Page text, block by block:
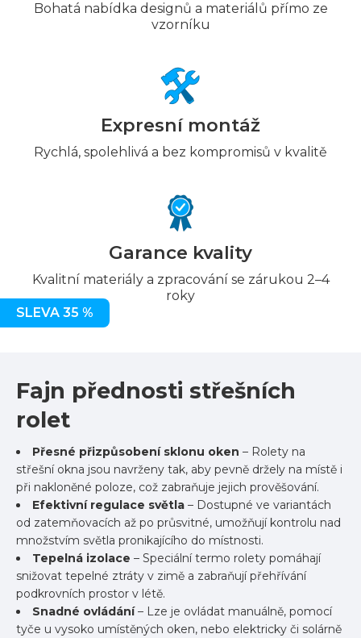
SLEVA 35 %
Bohatá nabídka designů a materiálů přímo ze
vzorníku
Expresní montáž
Rychlá, spolehlivá a bez kompromisů v kvalitě
Garance kvality
Kvalitní materiály a zpracování se zárukou 2–4
roky
Fajn přednosti střešních
rolet
Přesné přizpůsobení sklonu oken – Rolety na
střešní okna jsou navrženy tak, aby pevně držely na místě i
při nakloněné poloze, což zabraňuje jejich prověšování.
Efektivní regulace světla – Dostupné ve variantách
od zatemňovacích až po průsvitné, umožňují kontrolu nad
množstvím světla pronikajícího do místnosti.
Tepelná izolace – Speciální termo rolety pomáhají
snižovat tepelné ztráty v zimě a zabraňují přehřívání
podkrovních prostor v létě.
Snadné ovládání– Lze je ovládat manuálně, pomocí
tyče u vysoko umístěných oken, nebo elektricky či solárně